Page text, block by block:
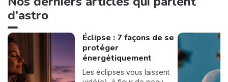
d'astro
Éclipse : 7 façons de se
protéger
énergétiquement
Les éclipses vous laissent